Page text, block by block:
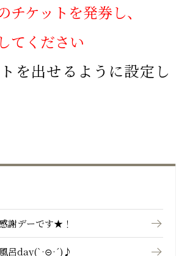
チケットを発券し、
てください
を出せるように設定し
謝デーです★！
呂day(`·⊝·´)♪